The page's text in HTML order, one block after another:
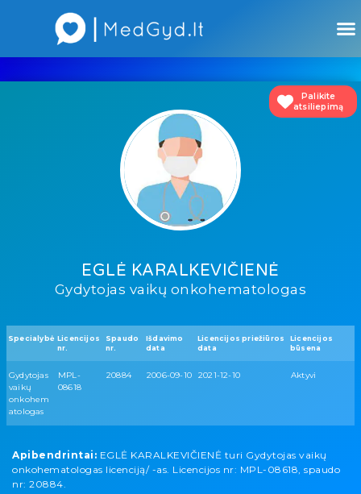
Palikite
atsiliepimą
EGLĖ KARALKEVIČIENĖ
Gydytojas vaikų onkohematologas
Specialybė Licencijos
nr.
Spaudo
nr.
Išdavimo
data
Licencijos priežiūros
data
Licencijos
būsena
Gydytojas
vaikų
onkohem
atologas
MPL-
08618
20884 2006-09-10 2021-12-10 Aktyvi
Apibendrintai: EGLĖ KARALKEVIČIENĖ turi Gydytojas vaikų
onkohematologas licenciją/ -as. Licencijos nr: MPL-08618, spaudo
nr: 20884.